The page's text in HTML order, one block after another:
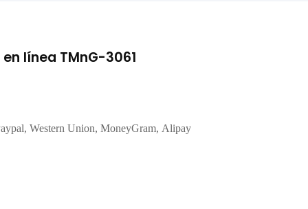
línea TMnG-3061
Western Union, MoneyGram, Alipay